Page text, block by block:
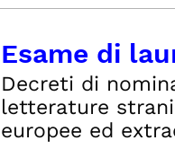
Esame di
Decreti di
letterature
europee ed